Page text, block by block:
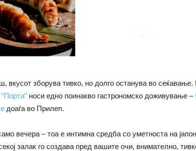
вкусот зборува тивко, но долго останува во
носи едно поинакво гастрономско доживување –
доаѓа во Прилеп.
вечера – тоа е интимна средба со уметноста на
залак го создава пред вашите очи, внимателно,